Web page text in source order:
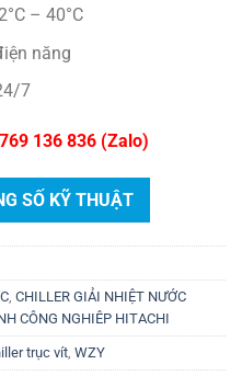
– 40°C
năng
7
136 836 (Zalo)
SỐ KỸ THUẬT
CHILLER GIẢI NHIỆT NƯỚC
CÔNG NGHIÊP HITACHI
trục vít WZY